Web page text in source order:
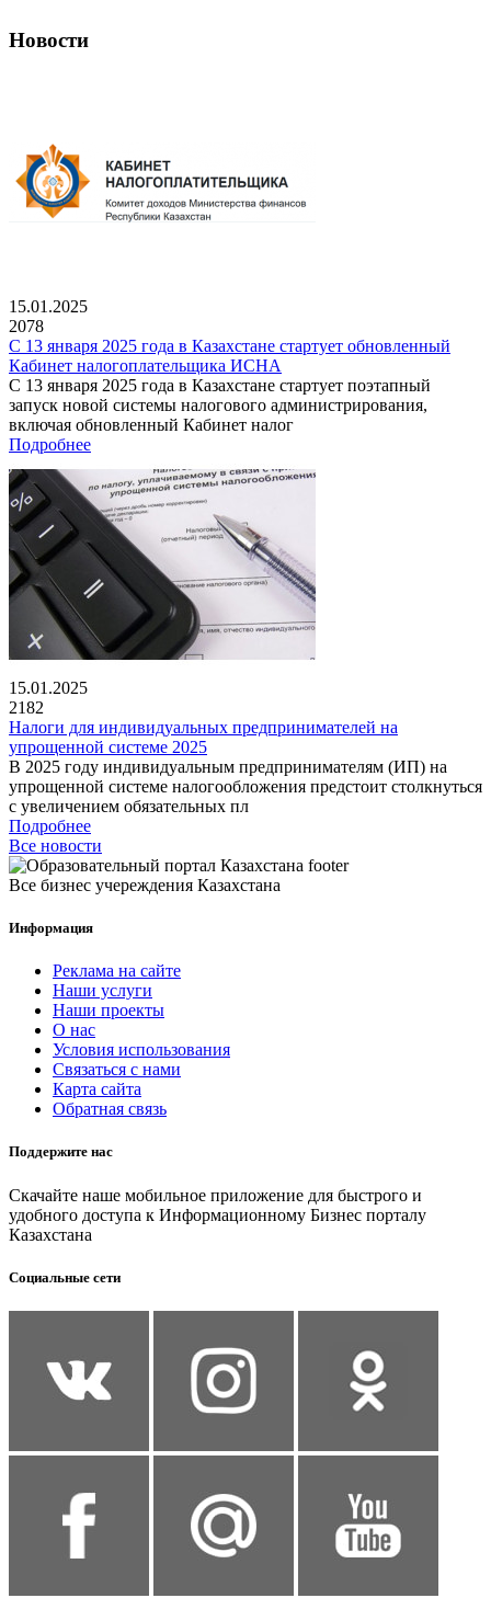
Новости
15.01.2025
2078
С 13 января 2025 года в Казахстане стартует обновленный
Кабинет налогоплательщика ИСНА
С 13 января 2025 года в Казахстане стартует поэтапный
запуск новой системы налогового администрирования,
включая обновленный Кабинет налог
Подробнее
15.01.2025
2182
Налоги для индивидуальных предпринимателей на
упрощенной системе 2025
В 2025 году индивидуальным предпринимателям (ИП) на
упрощенной системе налогообложения предстоит столкнуться
с увеличением обязательных пл
Подробнее
Все новости
Все бизнес учереждения Казахстана
Информация
Реклама на сайте
Наши услуги
Наши проекты
О нас
Условия использования
Связаться с нами
Карта сайта
Обратная связь
Поддержите нас
Скачайте наше мобильное приложение для быстрого и
удобного доступа к Информационному Бизнес порталу
Казахстана
Социальные сети